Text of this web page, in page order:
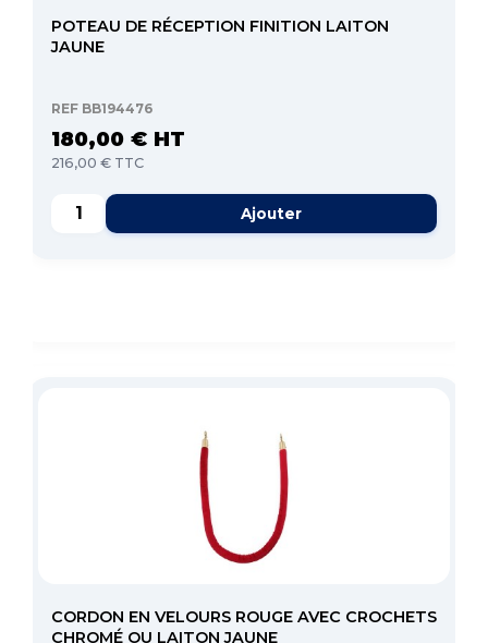
POTEAU DE RÉCEPTION FINITION LAITON
JAUNE
REF BB194476
180,00 € HT
216,00 € TTC
Ajouter
CORDON EN VELOURS ROUGE AVEC CROCHETS
CHROMÉ OU LAITON JAUNE